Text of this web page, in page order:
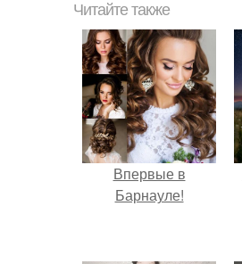
Читайте также
Впервые в
Барнауле!